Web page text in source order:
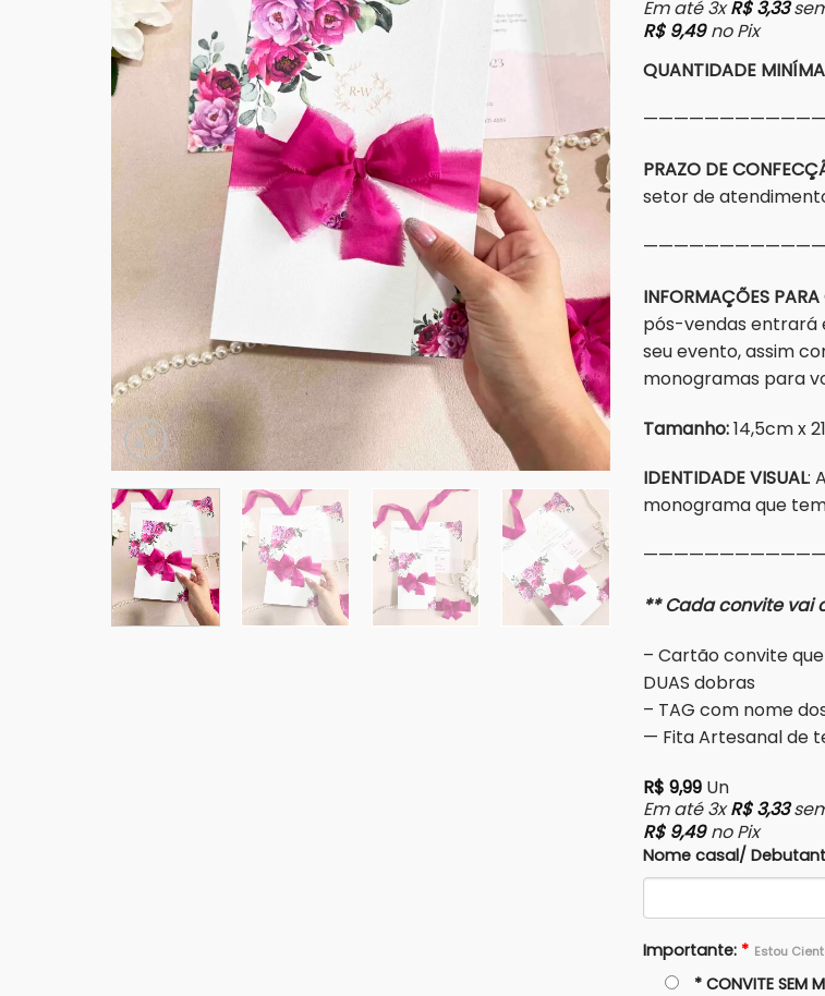
Em até 3xR$3,33
R$9,49 no Pix
QUANTIDADE
PRAZO DE
setor de
INFORMAÇÕES
pós-vendas entrará
seu evento, assim
monogramas para
Tamanho:14,5cm x
IDENTIDADE VISUAL:
monograma que
** Cada convite vai
– Cartão convite
DUAS dobras
– TAG com nome
— Fita Artesanal de
R$ 9,99Un
Em até 3xR$3,33
R$9,49 no Pix
Nome casal/
Importante:* Estou
* CONVITE